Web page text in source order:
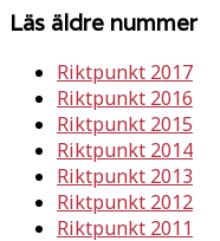
Läs äldre nummer
Riktpunkt 2017
Riktpunkt 2016
Riktpunkt 2015
Riktpunkt 2014
Riktpunkt 2013
Riktpunkt 2012
Riktpunkt 2011